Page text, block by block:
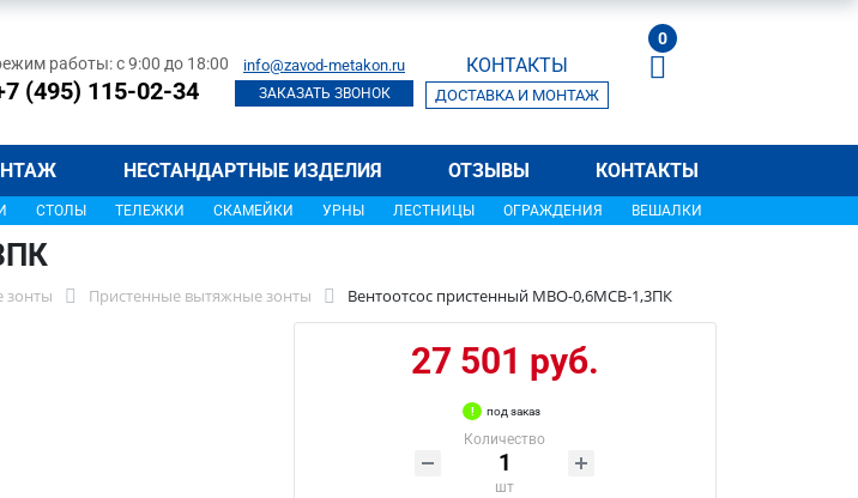
работы: с 9:00 до 18:00
(495) 115-02-34
info@zavod-metakon.ru
ЗАКАЗАТЬ ЗВОНОК
КОНТАКТЫ
ДОСТАВКА И МОНТАЖ
0
НЕСТАНДАРТНЫЕ ИЗДЕЛИЯ ОТЗЫВЫ КОНТАКТЫ
СТОЛЫ ТЕЛЕЖКИ СКАМЕЙКИ УРНЫ ЛЕСТНИЦЫ ОГРАЖДЕНИЯ ВЕШАЛКИ
зонты Пристенные вытяжные зонты Вентоотсос пристенный МВО-0,6МСВ-1,3ПК
27 501 руб.
под заказ
Количество
шт